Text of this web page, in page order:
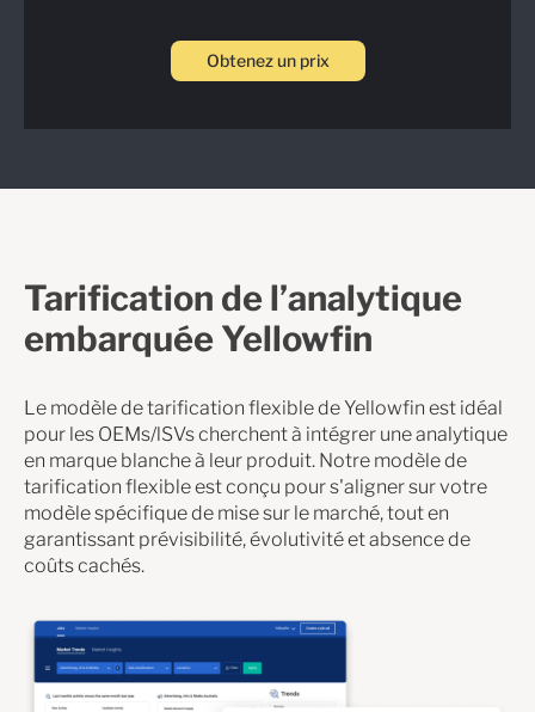
Obtenez un prix
Tarification de l’analytique
embarquée Yellowfin
Le modèle de tarification flexible de Yellowfin est idéal
pour les OEMs/lSVs cherchent à intégrer une analytique
en marque blanche à leur produit. Notre modèle de
tarification flexible est conçu pour s'aligner sur votre
modèle spécifique de mise sur le marché, tout en
garantissant prévisibilité, évolutivité et absence de
coûts cachés.